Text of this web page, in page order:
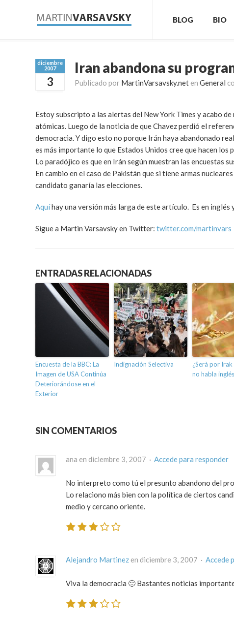
BLOG BIO
diciembre
2007
3
Iran abandona su
Publicado por MartinVarsavsky.net en General
Estoy subscripto a las alertas del New York Times y acabo de
atómicas. Luego de la noticia de que Chavez perdió el
democracia. Y digo esto no porque Irán haya abandonado
es más importante lo que Estados Unidos cree que hacen
Lo paradójico es que en Irán según muestran las encuestas
En cambio en el caso de Pakistán que si tiene armas
candidato ganaría las elecciones.
Aquíhay una versión más larga de este artículo. Es en
Sigue a Martin Varsavsky en Twitter: twitter.com/martinvars
ENTRADAS RELACIONADAS
Encuesta de la BBC: La
Imagen de USA Continúa
Deteriorándose en el
Exterior
Indignación Selectiva
¿Serà por
no habla
SIN COMENTARIOS
ana en diciembre 3, 2007 · Accede para responder
No interpreto como tú el presunto abandono del
Lo relaciono más bien con la política de ciertos
medio y cercano oriente.
Alejandro Martinez en diciembre 3, 2007 · Accede
Viva la democracia 🙂 Bastantes noticias